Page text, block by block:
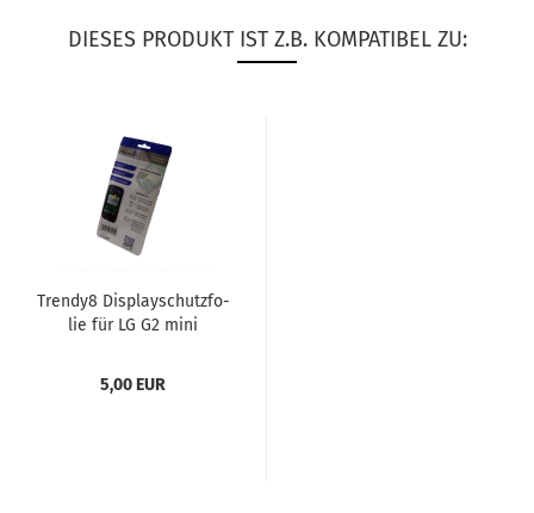
DIESES PRODUKT IST Z.B. KOMPATIBEL ZU:
Trendy8 Dis­play­schutz­fo­
lie für LG G2 mini
5,00 EUR